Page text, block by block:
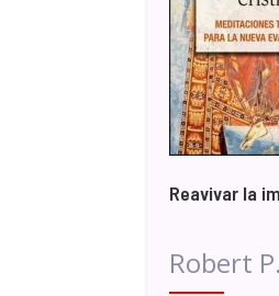
Reavivar la
Robert